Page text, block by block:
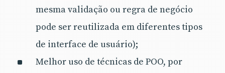
mesma validação ou regra de negócio
pode ser reutilizada em diferentes tipos
de interface de usuário);
Melhor uso de técnicas de POO, por